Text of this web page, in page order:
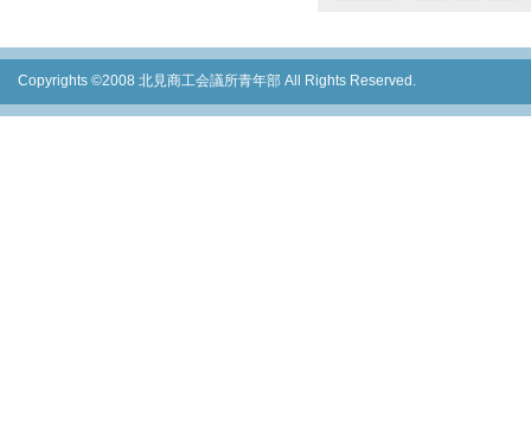
Copyrights ©2008 北見商工会議所青年部 All Rights Reserved.